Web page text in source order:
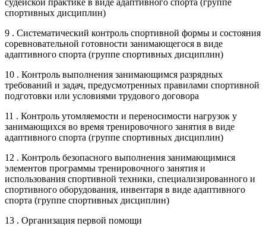
спортивных дисциплин)
9 . Систематический контроль спортивной формы и состояния
соревновательной готовности занимающегося в виде
адаптивного спорта (группе спортивных дисциплин)
10 . Контроль выполнения занимающимся разрядных
требований и задач, предусмотренных правилами спортивной
подготовки или условиями трудового договора
11 . Контроль утомляемости и переносимости нагрузок у
занимающихся во время тренировочного занятия в виде
адаптивного спорта (группе спортивных дисциплин)
12 . Контроль безопасного выполнения занимающимися
элементов программы тренировочного занятия и
использования спортивной техники, специализированного и
спортивного оборудования, инвентаря в виде адаптивного
спорта (группе спортивных дисциплин)
13 . Организация первой помощи